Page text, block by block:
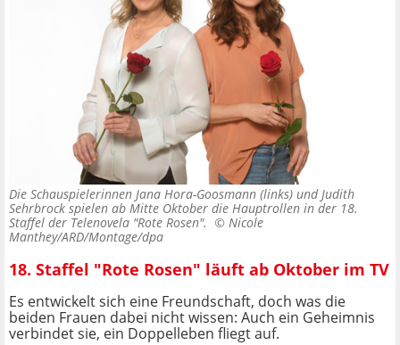
Die Schauspielerinnen Jana Hora-Goosmann (links) und Judith
Sehrbrock spielen ab Mitte Oktober die Hauptrollen in der 18.
Staffel der Telenovela "Rote Rosen". © Nicole
Manthey/ARD/Montage/dpa
18. Staffel "Rote Rosen" läuft ab Oktober im TV
Es entwickelt sich eine Freundschaft, doch was die
beiden Frauen dabei nicht wissen: Auch ein Geheimnis
verbindet sie, ein Doppelleben fliegt auf.